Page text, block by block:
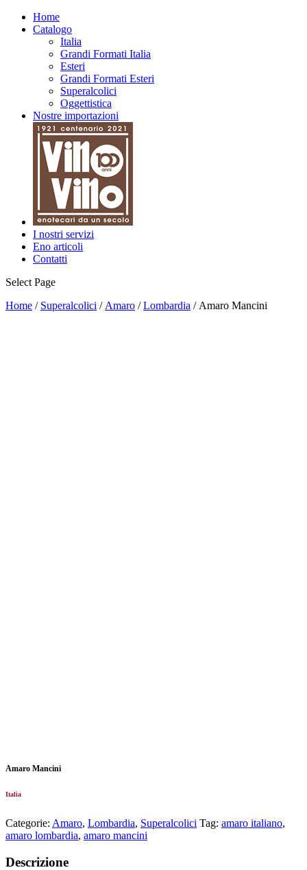
Home
Catalogo
Italia
Grandi Formati Italia
Esteri
Grandi Formati Esteri
Superalcolici
Oggettistica
Nostre importazioni
I nostri servizi
Eno articoli
Contatti
Select Page
Home / Superalcolici / Amaro /Lombardia / Amaro Mancini
Amaro Mancini
Italia
Categorie: Amaro, Lombardia, Superalcolici Tag: amaro italiano,
amaro lombardia, amaro mancini
Descrizione